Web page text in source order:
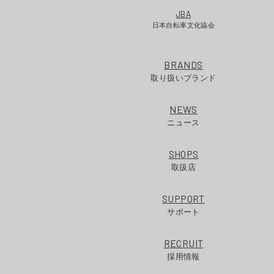
JBA
日本自転車文化協会
BRANDS
取り扱いブランド
NEWS
ニュース
SHOPS
取扱店
SUPPORT
サポート
RECRUIT
採用情報